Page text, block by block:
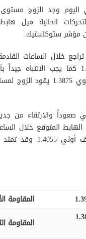
اليوم وجد الزوج
التحركات الحالية ميل
مؤشر ستوكاستيك.
ومن بعدها 1.3875 كما يجب
مستوى الدعم القوي
المتوقع خلال
الزوج عافيته بهدف
المقاومة
المقاومة